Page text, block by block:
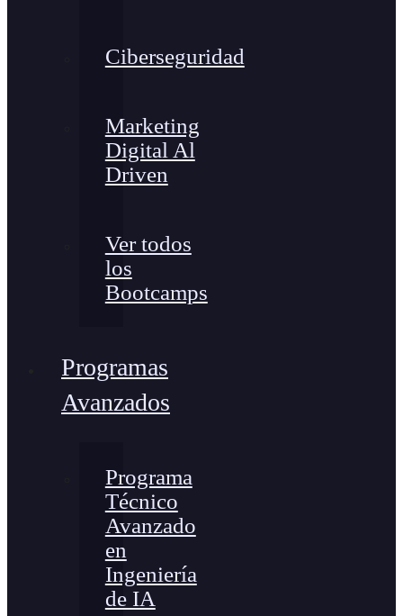
Ciberseguridad
Marketing
Digital Al
Driven
Ver todos
los
Bootcamps
Programas
Avanzados
Programa
Técnico
Avanzado
en
Ingeniería
de IA